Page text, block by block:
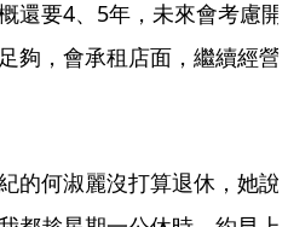
還要4、5年，未來會考慮開
夠，會承租店面，繼續經營
的何淑麗沒打算退休，她說